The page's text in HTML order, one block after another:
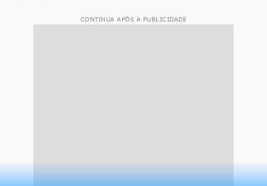
CONTINUA APÓS A PUBLICIDADE